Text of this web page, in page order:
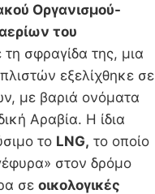
Οργανισμού-
του
σφραγίδα της, μια
εξελίχθηκε σε
με βαριά ονόματα
Αραβία. Η ίδια
το LNG, το οποίο
γέφυρα» στον δρόμο
σε οικολογικές